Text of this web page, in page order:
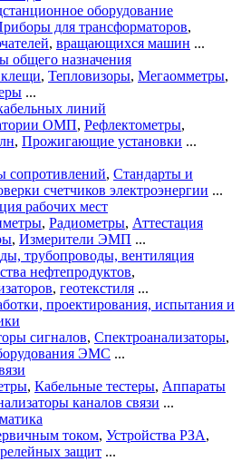
оборудование
для трансформаторов,
, вращающихся машин ...
общего назначения
, Тепловизоры, Мегаомметры,
...
линий
ОМП, Рефлектометры,
, Прожигающие установки ...
сопротивлений, Стандарты и
счетчиков электроэнергии ...
рабочих мест
, Радиометры, Аттестация
, Измерители ЭМП ...
трубопроводы, вентиляция
нефтепродуктов,
, геотекстиля ...
проектирования, испытания и
сигналов, Спектроанализаторы,
ЭМС ...
, Кабельные тестеры, Аппараты
каналов связи ...
током, Устройства РЗА,
защит ...